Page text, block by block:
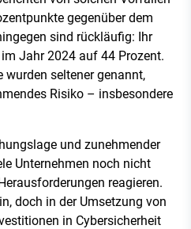
gegenüber dem
sind rückläufig: Ihr
Jahr 2024 auf 44 Prozent.
seltener genannt,
Risiko – insbesondere
und zunehmender
Unternehmen noch nicht
reagieren.
doch in der Umsetzung von
in Cybersicherheit